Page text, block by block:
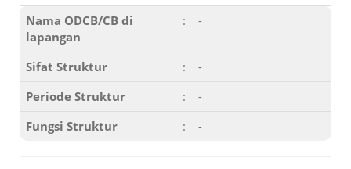
Nama ODCB/CB di
lapangan
: -
Sifat Struktur :
-
Periode Struktur
:
-
Fungsi Struktur
: -